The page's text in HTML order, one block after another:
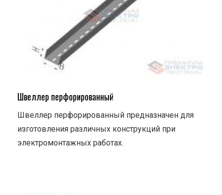
Швеллер перфорированный
Швеллер перфорированный предназначен для
изготовления различных конструкций при
электромонтажных работах.